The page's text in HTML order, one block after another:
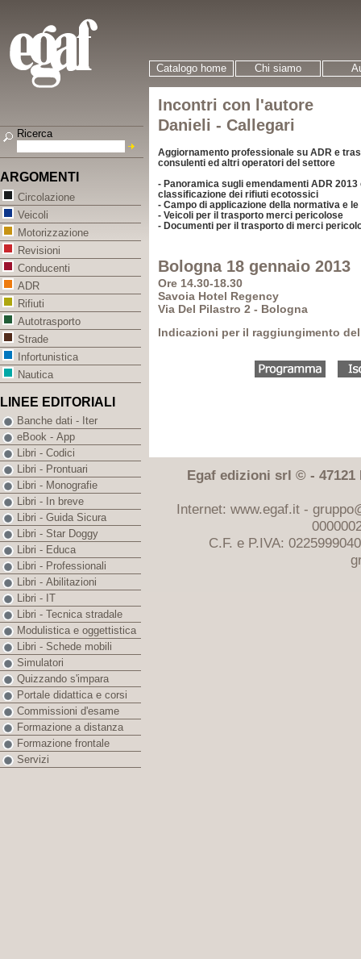
Catalogo home Chi siamo
Incontri con l'autore
Danieli - Callegari
Aggiornamento professionale su ADR e
consulenti ed altri operatori del settore
- Panoramica sugli emendamenti ADR
classificazione dei rifiuti ecotossici
- Campo di applicazione della normativa e
- Veicoli per il trasporto merci pericolose
- Documenti per il trasporto di merci
Bologna 18 gennaio 2013
Ore 14.30-18.30
Savoia Hotel Regency
Via Del Pilastro 2 - Bologna
Indicazioni per il raggiungimento
Egaf edizioni srl © - 47121
Internet: www.egaf.it -
C.F. e P.IVA:
Ricerca
ARGOMENTI
Circolazione
Veicoli
Motorizzazione
Revisioni
Conducenti
ADR
Rifiuti
Autotrasporto
Strade
Infortunistica
Nautica
LINEE EDITORIALI
Banche dati - Iter
eBook - App
Libri - Codici
Libri - Prontuari
Libri - Monografie
Libri - In breve
Libri - Guida Sicura
Libri - Star Doggy
Libri - Educa
Libri - Professionali
Libri - Abilitazioni
Libri - IT
Libri - Tecnica stradale
Modulistica e oggettistica
Libri - Schede mobili
Simulatori
Quizzando s'impara
Portale didattica e corsi
Commissioni d'esame
Formazione a distanza
Formazione frontale
Servizi